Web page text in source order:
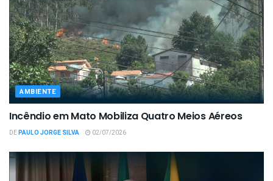
AMBIENTE
Incêndio em Mato Mobiliza Quatro Meios Aéreos
DEPAULO JORGE SILVA 02/07/2026